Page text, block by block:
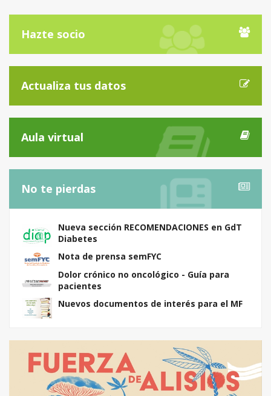
Hazte socio
Actualiza tus datos
Aula virtual
No te pierdas
Nueva sección RECOMENDACIONES en GdT
Diabetes
Nota de prensa semFYC
Dolor crónico no oncológico - Guía para
pacientes
Nuevos documentos de interés para el MF